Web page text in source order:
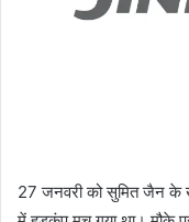
27 जनवरी को सुमित जैन